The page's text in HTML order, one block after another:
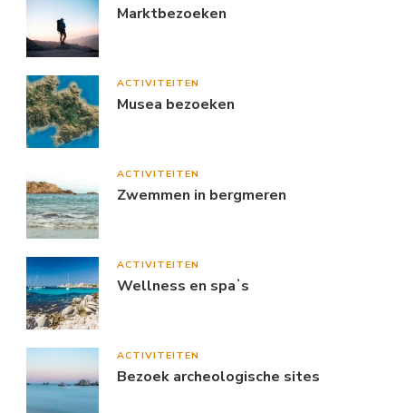
Marktbezoeken
ACTIVITEITEN
Musea bezoeken
ACTIVITEITEN
Zwemmen in bergmeren
ACTIVITEITEN
Wellness en spaʼs
ACTIVITEITEN
Bezoek archeologische sites